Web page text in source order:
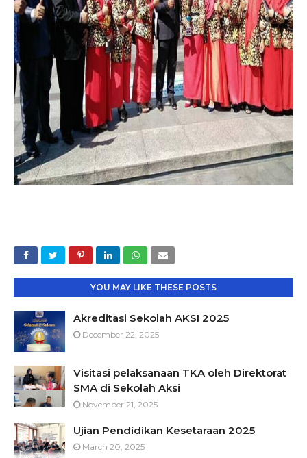
YOU MAY LIKE THESE POSTS
Akreditasi Sekolah AKSI 2025
December 22, 2025
Visitasi pelaksanaan TKA oleh Direktorat
SMA di Sekolah Aksi
November 21, 2025
Ujian Pendidikan Kesetaraan 2025
March 20, 2025